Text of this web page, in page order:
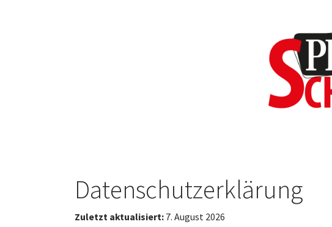
Datenschutzerklärung
Zuletzt aktualisiert: 7. August 2026